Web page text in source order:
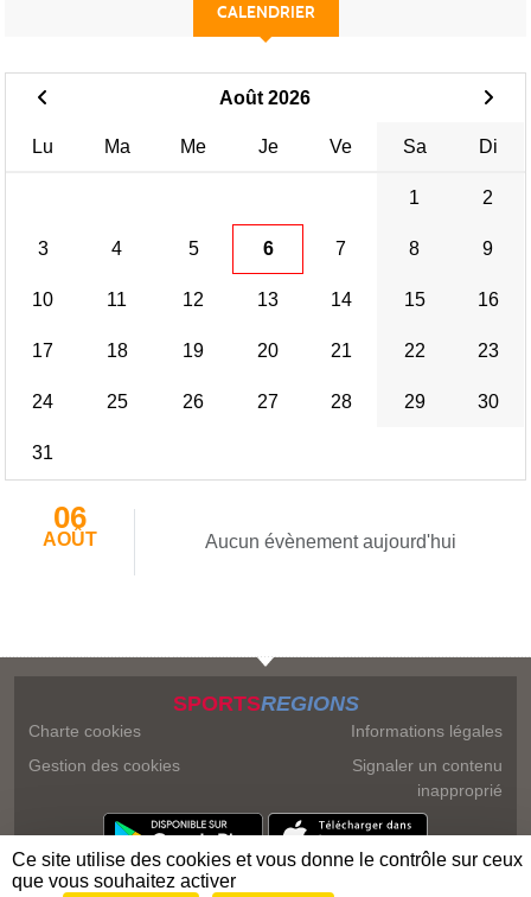
CALENDRIER
Août 2026
Lu Ma Me Je Ve Sa Di
1 2
3 4 5 6 7 8 9
10 11 12 13 14 15 16
17 18 19 20 21 22 23
24 25 26 27 28 29 30
31
06
AOÛT Aucun évènement aujourd'hui
SPORTSREGIONS
Charte cookies
Gestion des cookies
Informations légales
Signaler un contenu
inapproprié
Ce site utilise des cookies et vous donne le contrôle sur ceux
que vous souhaitez activer